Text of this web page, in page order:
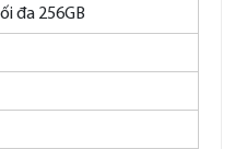
đa 256GB